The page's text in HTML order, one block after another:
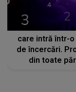
HOROSCOP 7
care intră într-
de încercări.
din toate